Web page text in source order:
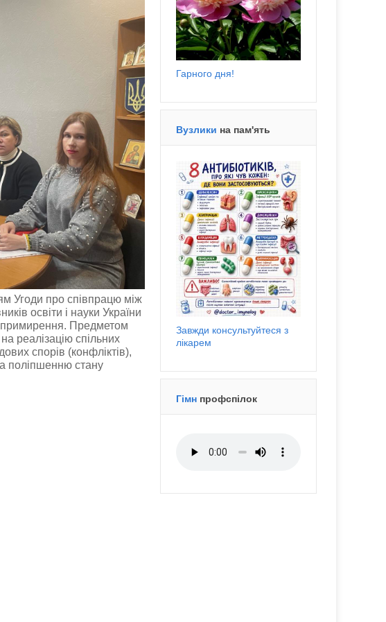
Угоди про співпрацю між
освіти і науки України
примирення. Предметом
реалізацію спільних
спорів (конфліктів),
поліпшенню стану
Гарного дня!
Вузлики на пам'ять
Завжди консультуйтеся з
лікарем
Гімн профспілок